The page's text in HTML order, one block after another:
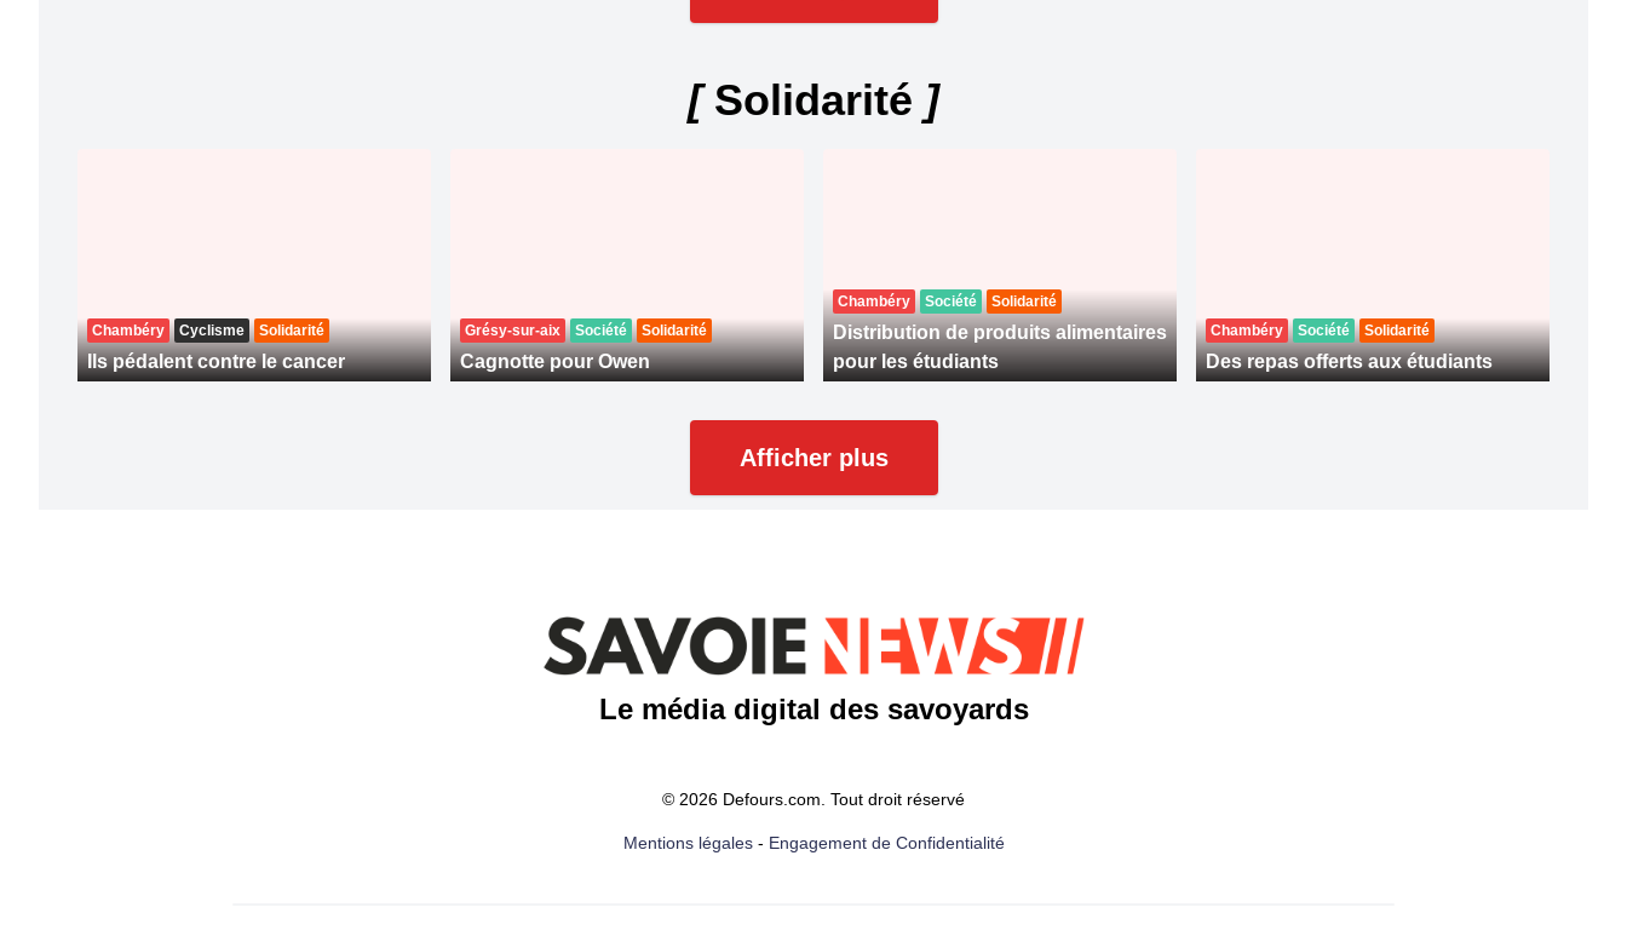
[Solidarité ]
Chambéry Cyclisme Solidarité
Ils pédalent contre le cancer
Grésy-sur-aix Société Solidarité
Cagnotte pour Owen
Chambéry Société Solidarité
Distribution de produits alimentaires
pour les étudiants
Chambéry Société Solidarité
Des repas offerts aux étudiants
Afficher plus
Le média digital des savoyards
© 2026 Defours.com. Tout droit réservé
Mentions légales- Engagement de Confidentialité